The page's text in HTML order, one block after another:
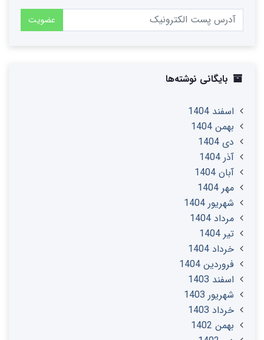
عضویت
بایگانی نوشته‌ها
اسفند 1404
بهمن 1404
دی 1404
آذر 1404
آبان 1404
مهر 1404
شهریور 1404
مرداد 1404
تير 1404
خرداد 1404
فروردین 1404
اسفند 1403
شهریور 1403
خرداد 1403
بهمن 1402